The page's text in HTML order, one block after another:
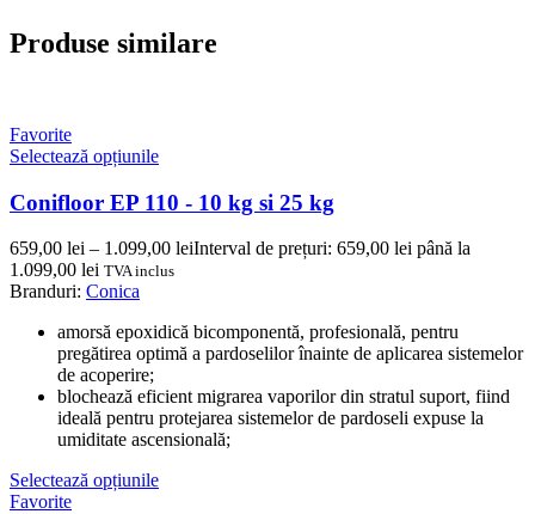
Produse similare
Favorite
Selectează opțiunile
Conifloor EP 110 - 10 kg si 25 kg
659,00 lei – 1.099,00 leiInterval de prețuri: 659,00 lei până la
1.099,00 lei TVA inclus
Branduri: Conica
amorsă epoxidică bicomponentă, profesională, pentru
pregătirea optimă a pardoselilor înainte de aplicarea sistemelor
de acoperire;
blochează eficient migrarea vaporilor din stratul suport, fiind
ideală pentru protejarea sistemelor de pardoseli expuse la
umiditate ascensională;
Selectează opțiunile
Favorite